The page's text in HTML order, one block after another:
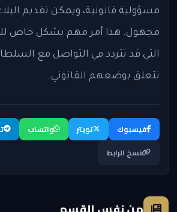
مسؤولية قانونية، ويمكن تقديم
مجهول. هذا أمر مهم بشكل خاص
التي قد تتردد في التواصل مع
تتعلق بوضعهم القانوني.
فيسبوك تويتر واتساب
نسخ الرابط